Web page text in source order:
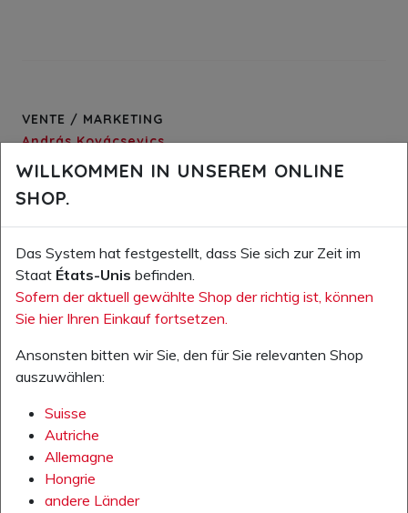
VENTE / MARKETING
András Kovácsevics
Directeur vente
Fon +36 74 458 020
e-mail
Service vente int.
Fon +36 74 458 020
e-mail
Service vente int.
e-mail
WILLKOMMEN IN UNSEREM ONLINE
SHOP.
Das System hat festgestellt, dass Sie sich zur Zeit im
Staat États-Unis befinden.
Sofern der aktuell gewählte Shop der richtig ist, können
Sie hier Ihren Einkauf fortsetzen.
Ansonsten bitten wir Sie, den für Sie relevanten Shop
auszuwählen:
Suisse
Autriche
Allemagne
Hongrie
andere Länder